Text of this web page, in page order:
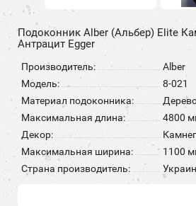
Подоконник Alber (Альбер) Elite
Антрацит Egger
Производитель:
Alber
Модель:
8-021
Материал подоконника:
Максимальная длина:
4800
Декор:
Максимальная ширина:
1100
Страна производитель: